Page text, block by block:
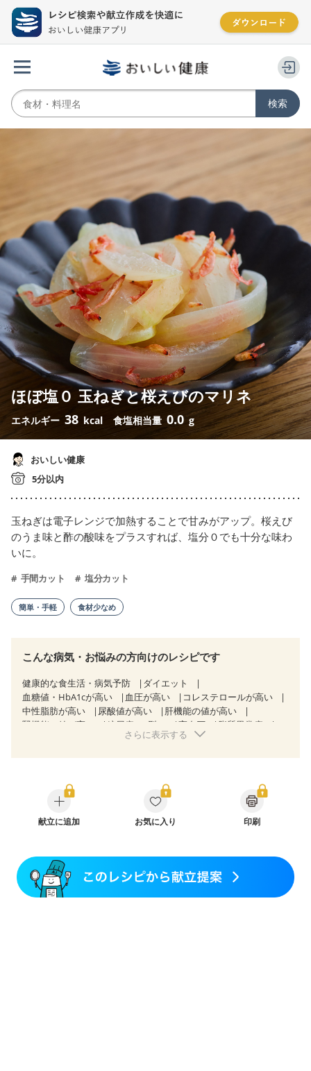
ほぼ塩０ 玉ねぎと桜えびのマリネ
エネルギー 38 kcal 食塩相当量 0.0 g
おいしい健康
5分以内
玉ねぎは電子レンジで加熱することで甘みがアップ。桜えび
のうま味と酢の酸味をプラスすれば、塩分０でも十分な味わ
いに。
手間カット 塩分カット
簡単・手軽 食材少なめ
こんな病気・お悩みの方向けのレシピです
健康的な食生活・病気予防
ダイエット
血糖値・HbA1cが高い
血圧が高い
コレステロールが高い
中性脂肪が高い
尿酸値が高い
肝機能の値が高い
腎機能の値が高い
糖尿病（2型） 高血圧
脂質異常症
狭心症 心筋梗塞
クローン病（寛解期）
過敏性腸症候群（IBS）
糖尿病性腎症（第１期）
糖尿病性腎症（第２期）
糖尿病性腎症（第３期）
CKD（ステージ１）
乳がん（ホルモン療法中）
乳がん治療を終えた方・経過観察中の方など
胃がん（抗がん剤治療中）
さらに表示する
献立に追加 お気に入り 印刷